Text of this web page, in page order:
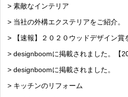
> 素敵なインテリア
> 当社の外構エクステリアをご紹介。
> 【速報】２０２０ウッドデザイン賞
> designboomに掲載されました。【
> designboomに掲載されました。
> キッチンのリフォーム